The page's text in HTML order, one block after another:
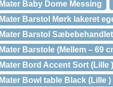
Mater Baby Dome Messing
Mater Barstol Mørk lakeret
Mater Barstol
Mater Barstole (Mellem – 69
Mater Bord Accent Sort (Lille )
Mater Bowl table Black (Lille )